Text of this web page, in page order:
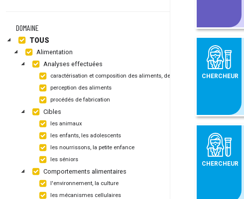
DOMAINE
TOUS
Alimentation
Analyses effectuées
caractérisation et composition des aliments, de leurs emballages
perception des aliments
procédés de fabrication
Cibles
les animaux
les enfants, les adolescents
les nourrissons, la petite enfance
les séniors
Comportements alimentaires
l'environnement, la culture
les mécanismes cellulaires
CHERCHEUR
CHERCHEUR